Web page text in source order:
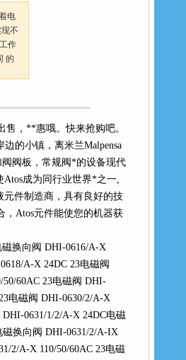
电
不
作
的
**惠哦。快来抢购吧。
的小镇，离米兰Malpensa
阀板，常规阀*的设备现代
Atos成为同行业世界*之一,
件制造商，具有良好的技
，Atos元件能使您的机器获
换向阀 DHI-0616/A-X
A-X 24DC 23电磁阀
60AC 23电磁阀 DHI-
电磁阀 DHI-0630/2/A-X
0631/1/2/A-X 24DC电磁
磁换向阀 DHI-0631/2/A-IX
2/A-X 110/50/60AC 23电磁